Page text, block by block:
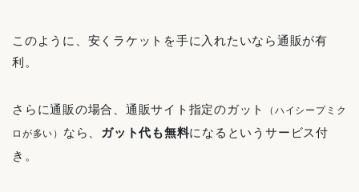
このように、安くラケットを手に入れたいなら通販が有
利。
さらに通販の場合、通販サイト指定のガット （ハイシープミク
ロが多い） なら、 ガット代も無料になるというサービス付
き。